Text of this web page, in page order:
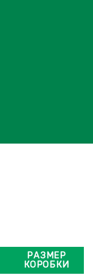
РАЗМЕР
КОРОБКИ